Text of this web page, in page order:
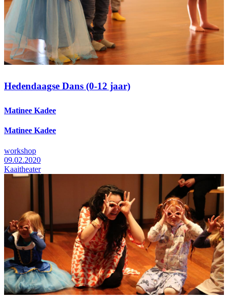
Hedendaagse Dans (0-12 jaar)
Matinee Kadee
Matinee Kadee
workshop
09.02.2020
Kaaitheater